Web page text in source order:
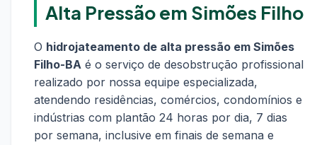
Alta Pressão em Simões Filho
O hidrojateamento de alta pressão em Simões
Filho-BA é o serviço de desobstrução profissional
realizado por nossa equipe especializada,
atendendo residências, comércios, condomínios e
indústrias com plantão 24 horas por dia, 7 dias
por semana, inclusive em finais de semana e